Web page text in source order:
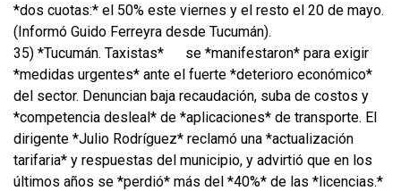
*dos cuotas:* el 50% este viernes y el resto el 20 de mayo.
(Informó Guido Ferreyra desde Tucumán).
35) *Tucumán. Taxistas*
se *manifestaron* para exigir
*medidas urgentes* ante el fuerte *deterioro económico*
del sector. Denuncian baja recaudación, suba de costos y
*competencia desleal* de *aplicaciones* de transporte. El
dirigente *Julio Rodríguez* reclamó una *actualización
tarifaria* y respuestas del municipio, y advirtió que en los
últimos años se *perdió* más del *40%* de las *licencias.*